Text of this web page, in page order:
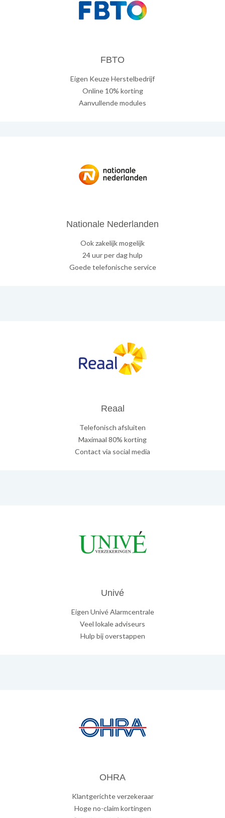
FBTO
Eigen Keuze Herstelbedrijf
Online 10% korting
Aanvullende modules
Nationale Nederlanden
Ook zakelijk mogelijk
24 uur per dag hulp
Goede telefonische service
Reaal
Telefonisch afsluiten
Maximaal 80% korting
Contact via social media
Univé
Eigen Univé Alarmcentrale
Veel lokale adviseurs
Hulp bij overstappen
OHRA
Klantgerichte verzekeraar
Hoge no-claim kortingen